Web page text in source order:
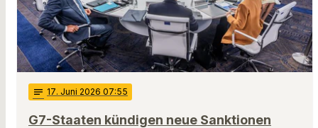
notes 17. Juni 2026 07:55
G7-Staaten kündigen neue Sanktionen